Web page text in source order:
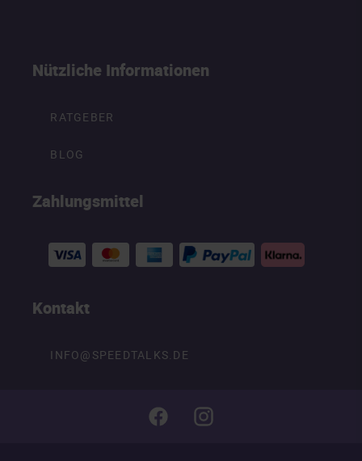
Nützliche Informationen
RATGEBER
BLOG
Zahlungsmittel
Kontakt
INFO@SPEEDTALKS.DE